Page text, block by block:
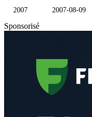
2007 2007-08-09
Sponsorisé